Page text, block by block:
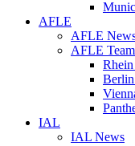
AFLE
AFLE
AFLE
IAL
IAL News